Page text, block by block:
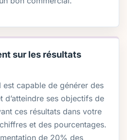
sur les résultats
capable de générer des
d’atteindre ses objectifs de
ces résultats dans votre
et des pourcentages.
de 20% des